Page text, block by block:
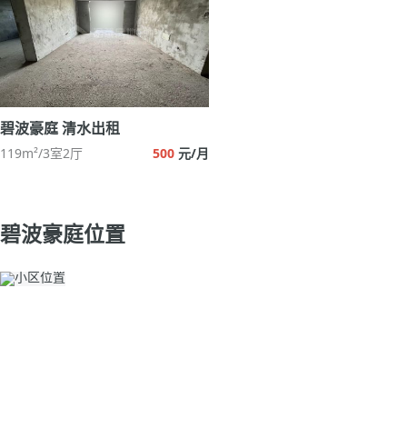
碧波豪庭 清水出租
119m²/3室2厅 500 元/月
碧波豪庭位置